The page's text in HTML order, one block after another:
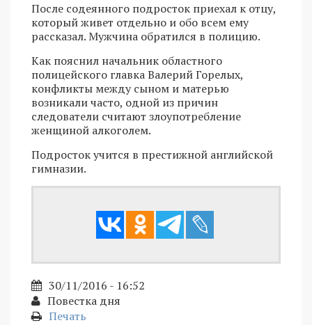
После содеянного подросток приехал к отцу,
который живет отдельно и обо всем ему
рассказал. Мужчина обратился в полицию.
Как пояснил начальник областного
полицейского главка Валерий Горелых,
конфликты между сыном и матерью
возникали часто, одной из причин
следователи считают злоупотребление
женщиной алкоголем.
Подросток учится в престижной английской
гимназии.
30/11/2016 - 16:52
Повестка дня
Печать